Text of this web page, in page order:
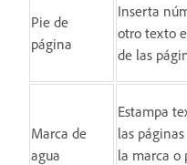
Pie de
página
Inserta
otro texto
de las
Marca de
agua
Estampa
las
la marca o